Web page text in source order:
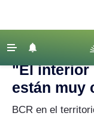
Agricultura
‹ VOLVER
Agroclave
"El interior
están muy
BCR en el